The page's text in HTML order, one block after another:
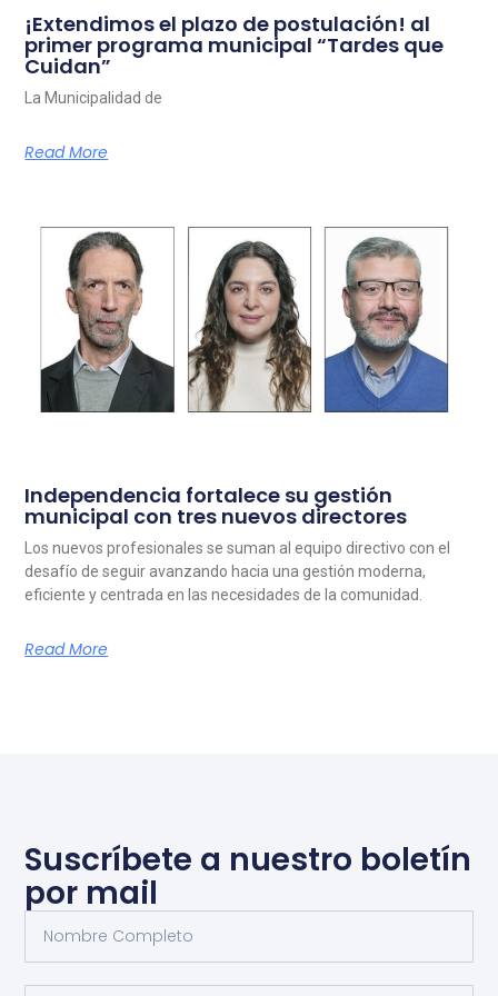
¡Extendimos el plazo de postulación! al
primer programa municipal “Tardes que
Cuidan”
La Municipalidad de
Read More
Independencia fortalece su gestión
municipal con tres nuevos directores
Los nuevos profesionales se suman al equipo directivo con el
desafío de seguir avanzando hacia una gestión moderna,
eficiente y centrada en las necesidades de la comunidad.
Read More
Suscríbete a nuestro boletín
por mail